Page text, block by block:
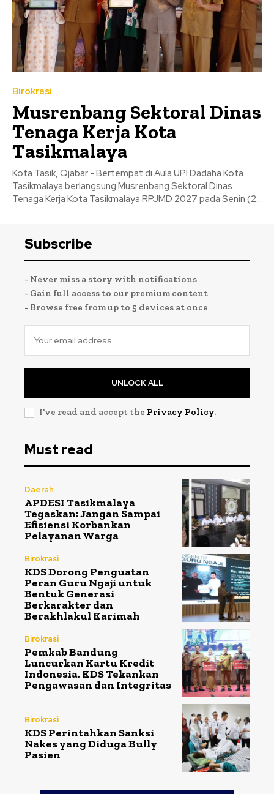
Birokrasi
Musrenbang Sektoral Dinas
Tenaga Kerja Kota
Tasikmalaya
Kota Tasik, Qjabar - Bertempat di Aula UPI Dadaha Kota
Tasikmalaya berlangsung Musrenbang Sektoral Dinas
Tenaga Kerja Kota Tasikmalaya RPJMD 2027 pada Senin (2...
Subscribe
- Never miss a story with notifications
- Gain full access to our premium content
- Browse free from up to 5 devices at once
UNLOCK ALL
I've read and accept the Privacy Policy.
Must read
Daerah
APDESI Tasikmalaya
Tegaskan: Jangan Sampai
Efisiensi Korbankan
Pelayanan Warga
Birokrasi
KDS Dorong Penguatan
Peran Guru Ngaji untuk
Bentuk Generasi
Berkarakter dan
Berakhlakul Karimah
Birokrasi
Pemkab Bandung
Luncurkan Kartu Kredit
Indonesia, KDS Tekankan
Pengawasan dan Integritas
Birokrasi
KDS Perintahkan Sanksi
Nakes yang Diduga Bully
Pasien